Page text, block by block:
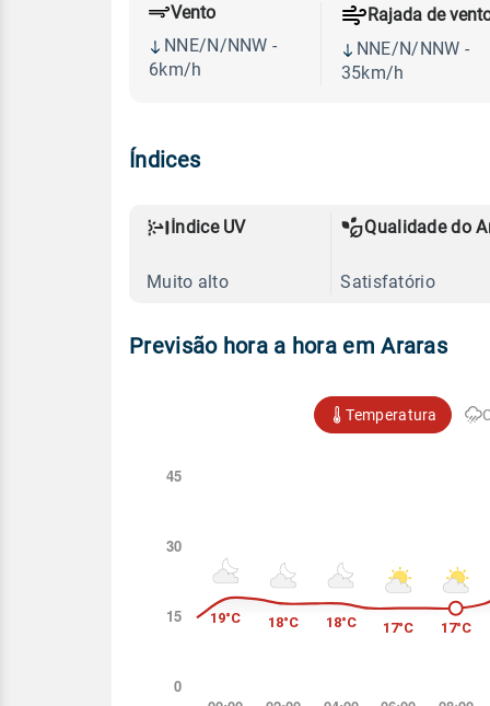
Vento
NNE/N/NNW -
6km/h
Rajada de
NNE/N/NNW -
35km/h
Índices
Índice UV
Muito alto
Qualidade do
Satisfatório
Previsão hora a hora em Araras
Temperatura